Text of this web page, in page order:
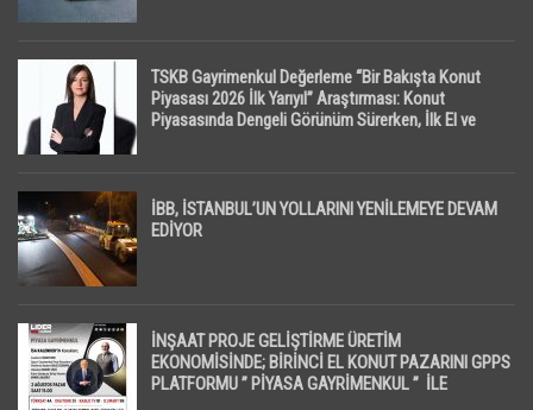
TSKB Gayrimenkul Değerleme “Bir Bakışta Konut
Piyasası 2026 İlk Yarıyıl” Araştırması: Konut
Piyasasında Dengeli Görünüm Sürerken, İlk El ve
İBB, İSTANBUL’UN YOLLARINI YENİLEMEYE DEVAM
EDİYOR
İNŞAAT PROJE GELİŞTİRME ÜRETİM
EKONOMİSİNDE; BİRİNCİ EL KONUT PAZARINI GPPS
PLATFORMU ” PİYASA GAYRİMENKUL ” İLE